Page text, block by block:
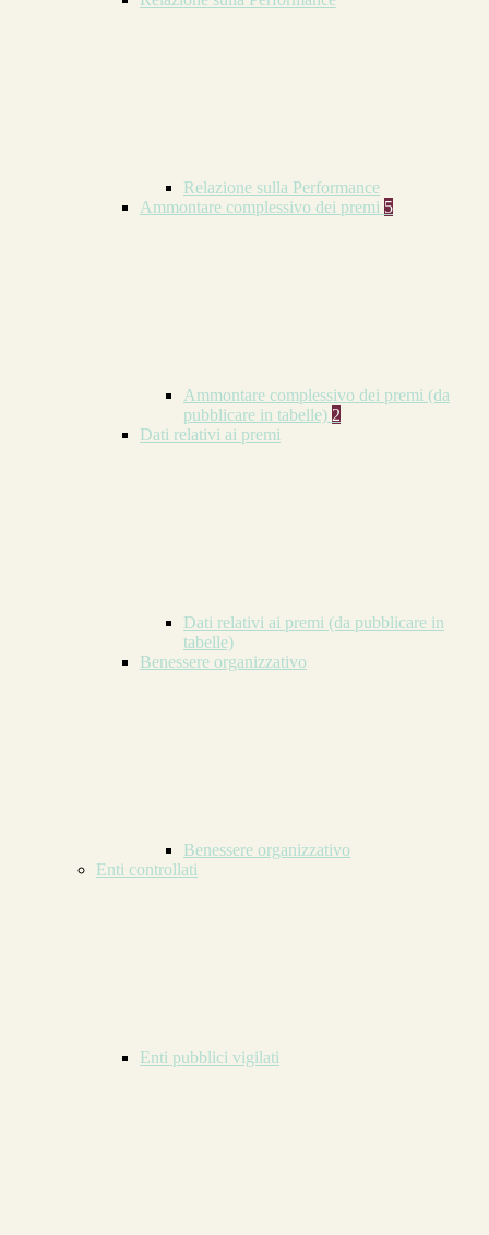
Relazione sulla Performance
Ammontare complessivo dei premi 5
Ammontare complessivo dei premi (da
pubblicare in tabelle) 2
Dati relativi ai premi
Dati relativi ai premi (da pubblicare in
tabelle)
Benessere organizzativo
Benessere organizzativo
Enti controllati
Enti pubblici vigilati